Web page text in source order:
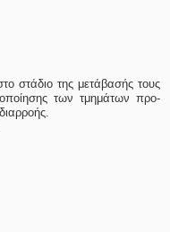
στάδιο της μετάβασής τους
των τμημάτων προ-